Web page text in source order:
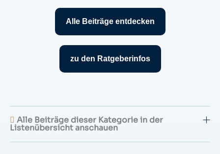
Alle Beiträge entdecken
zu den Ratgeberinfos
Alle Beiträge dieser Kategorie in der
Listenübersicht anschauen